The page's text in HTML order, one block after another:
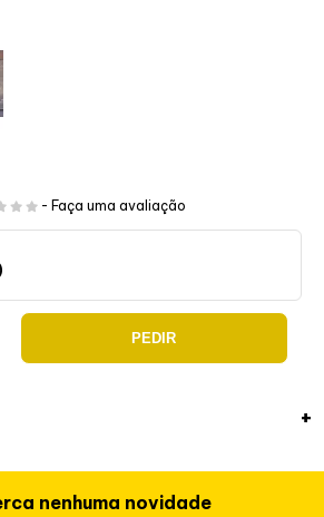
- Faça uma avaliação
PEDIR
nenhuma novidade